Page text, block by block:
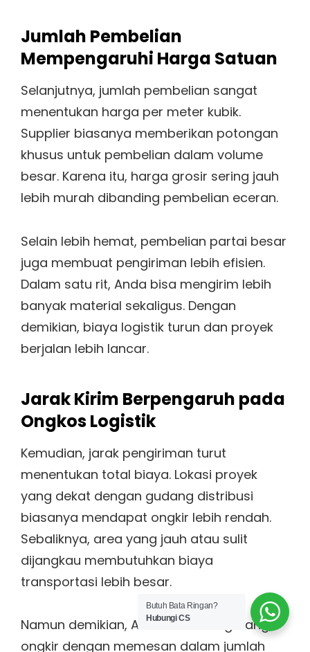
Jumlah Pembelian
Mempengaruhi Harga Satuan
Selanjutnya, jumlah pembelian sangat
menentukan harga per meter kubik.
Supplier biasanya memberikan potongan
khusus untuk pembelian dalam volume
besar. Karena itu, harga grosir sering jauh
lebih murah dibanding pembelian eceran.
Selain lebih hemat, pembelian partai besar
juga membuat pengiriman lebih efisien.
Dalam satu rit, Anda bisa mengirim lebih
banyak material sekaligus. Dengan
demikian, biaya logistik turun dan proyek
berjalan lebih lancar.
Jarak Kirim Berpengaruh pada
Ongkos Logistik
Kemudian, jarak pengiriman turut
menentukan total biaya. Lokasi proyek
yang dekat dengan gudang distribusi
biasanya mendapat ongkir lebih rendah.
Sebaliknya, area yang jauh atau sulit
dijangkau membutuhkan biaya
transportasi lebih besar.
Namun demikian, Anda bisa mengurangi
ongkir dengan memesan dalam jumlah
Butuh Bata Ringan?
Hubungi CS